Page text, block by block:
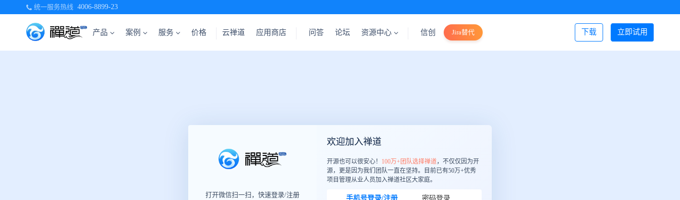
统一服务热线 4006-8899-23
产品 案例 服务 价格 立即试用
下载
云禅道 应用商店 问答 论坛 资源中心 信创 Jira替代 登录/注册
打开微信扫一扫，快速登录/注册
欢迎加入禅道
开源也可以很安心！ 100万+团队选择禅道，不仅仅因为开
源，更是因为我们团队一直在坚持。目前已有50万+优秀
项目管理从业人员加入禅道社区大家庭。
手机号登录/注册 密码登录